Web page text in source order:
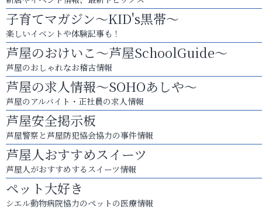
子育てマガジン～KID's黒帯～
楽しいイベントや体験記事も！
芦屋のおけいこ～芦屋SchoolGuide～
芦屋のおしゃれなお稽古情報
芦屋の求人情報～SOHOあしや～
芦屋のアルバイト・正社員の求人情報
芦屋安全掲示板
芦屋警察と芦屋防犯協会協力の事件情報
芦屋人おすすめスイーツ
芦屋人がおすすめするスイーツ情報
ペット大好き
シエル動物病院協力のペットの医療情報